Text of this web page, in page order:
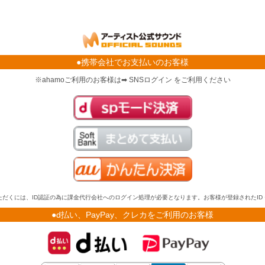
●携帯会社でお支払いのお客様
※ahamoご利用のお客様は➡ SNSログイン をご利用ください
くには、ID認証の為に課金代行会社へのログイン処理が必要となります。お客様が登録されたID
●d払い、PayPay、クレカをご利用のお客様